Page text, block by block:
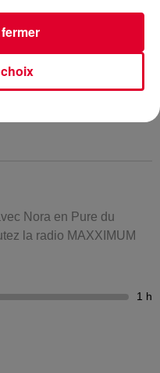
Nora en Pure du
la radio MAXXIMUM
1 h